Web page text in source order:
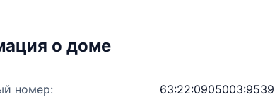
о доме
номер: 63:22:0905003:9539